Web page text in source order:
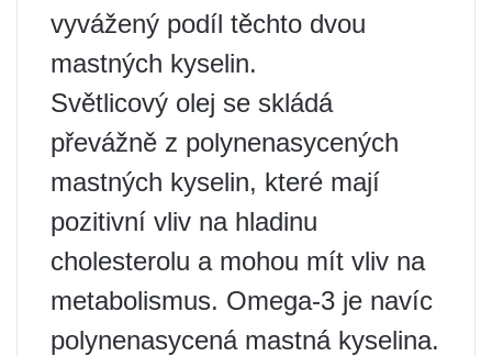
vyvážený podíl těchto dvou
mastných kyselin.
Světlicový olej se skládá
převážně z polynenasycených
mastných kyselin, které mají
pozitivní vliv na hladinu
cholesterolu a mohou mít vliv na
metabolismus. Omega-3 je navíc
polynenasycená mastná kyselina.